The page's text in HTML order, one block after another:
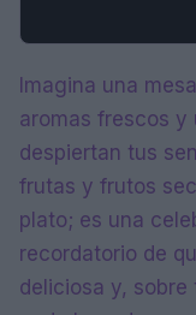
Imagina una
aromas frescos y
despiertan tus
frutas y frutos
plato; es una
recordatorio de
deliciosa y, sobre